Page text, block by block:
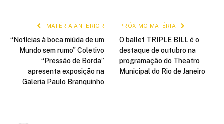
MATÉRIA ANTERIOR
“Notícias à boca miúda de um
Mundo sem rumo” Coletivo
“Pressão de Borda”
apresenta exposição na
Galeria Paulo Branquinho
PRÓXIMO MATÉRIA
O ballet TRIPLE BILL é o
destaque de outubro na
programação do Theatro
Municipal do Rio de Janeiro